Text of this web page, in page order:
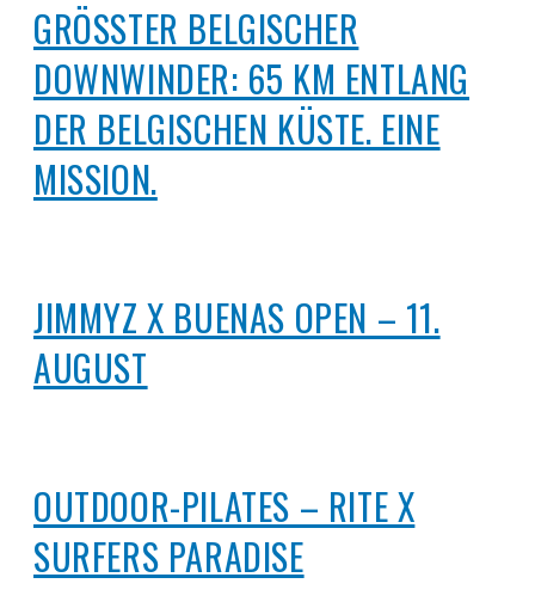
GRÖSSTER BELGISCHER D
OWNWINDER: 65 KM ENTLANG D
ER BELGISCHEN KÜSTE. EINE M
ISSION.
JIMMYZ X BUENAS OPEN – 11.
AUGUST
OUTDOOR-PILATES – RITE X
SURFERS PARADISE